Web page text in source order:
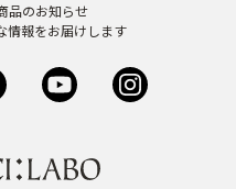
品のお知らせ
情報をお届けします